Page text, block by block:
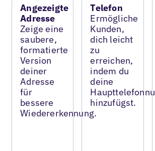
Angezeigte
Adresse
Zeige eine
saubere,
formatierte
Version
deiner
Adresse
für
bessere
Wiedererkennung.
Telefon
Ermögliche
Kunden,
dich leicht
zu
erreichen,
indem du
deine
hinzufügst.